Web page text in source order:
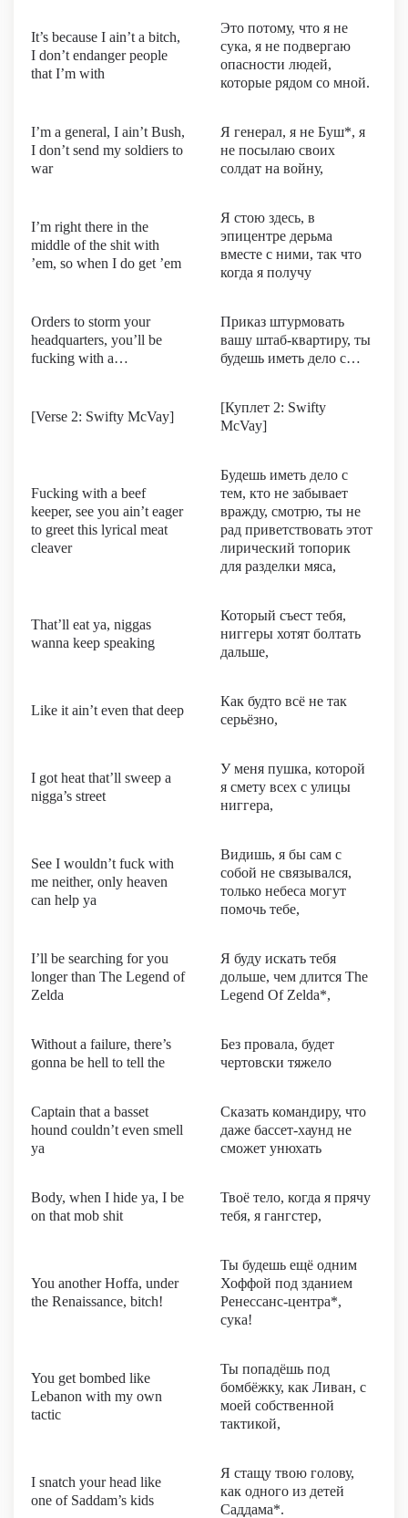
It’s because I ain’t a bitch,
I don’t endanger people
that I’m with
Это потому, что я не
сука, я не подвергаю
опасности людей,
которые рядом со мной.
I’m a general, I ain’t Bush,
I don’t send my soldiers to
war
Я генерал, я не Буш*, я
не посылаю своих
солдат на войну,
I’m right there in the
middle of the shit with
’em, so when I do get ’em
Я стою здесь, в
эпицентре дерьма
вместе с ними, так что
когда я получу
Orders to storm your
headquarters, you’ll be
fucking with a…
Приказ штурмовать
вашу штаб-квартиру, ты
будешь иметь дело с…
[Verse 2: Swifty McVay]
[Куплет 2: Swifty
McVay]
Fucking with a beef
keeper, see you ain’t eager
to greet this lyrical meat
cleaver
Будешь иметь дело с
тем, кто не забывает
вражду, смотрю, ты не
рад приветствовать этот
лирический топорик
для разделки мяса,
That’ll eat ya, niggas
wanna keep speaking
Который съест тебя,
ниггеры хотят болтать
дальше,
Like it ain’t even that deep
Как будто всё не так
серьёзно,
I got heat that’ll sweep a
nigga’s street
У меня пушка, которой
я смету всех с улицы
ниггера,
See I wouldn’t fuck with
me neither, only heaven
can help ya
Видишь, я бы сам с
собой не связывался,
только небеса могут
помочь тебе,
I’ll be searching for you
longer than The Legend of
Zelda
Я буду искать тебя
дольше, чем длится The
Legend Of Zelda*,
Without a failure, there’s
gonna be hell to tell the
Без провала, будет
чертовски тяжело
Captain that a basset
hound couldn’t even smell
ya
Сказать командиру, что
даже бассет-хаунд не
сможет унюхать
Body, when I hide ya, I be
on that mob shit
Твоё тело, когда я прячу
тебя, я гангстер,
You another Hoffa, under
the Renaissance, bitch!
Ты будешь ещё одним
Хоффой под зданием
Ренессанс-центра*,
сука!
You get bombed like
Lebanon with my own
tactic
Ты попадёшь под
бомбёжку, как Ливан, с
моей собственной
тактикой,
I snatch your head like
one of Saddam’s kids
Я стащу твою голову,
как одного из детей
Саддама*.